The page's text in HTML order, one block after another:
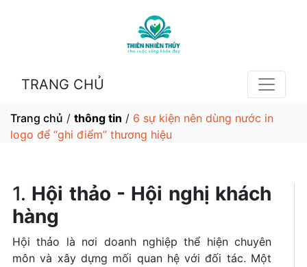
TRANG CHỦ
Trang chủ / thông tin / 6 sự kiện nên dùng nước in
logo để “ghi điểm” thương hiệu
1. Hội thảo - Hội nghị khách
hàng
Hội thảo là nơi doanh nghiệp thể hiện chuyên
môn và xây dựng mối quan hệ với đối tác. Một